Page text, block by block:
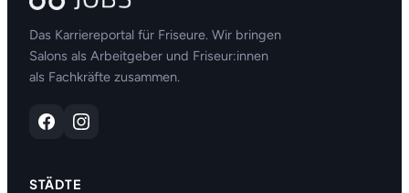
Das Karriereportal für Friseure. Wir bringen
Salons als Arbeitgeber und Friseur:innen
als Fachkräfte zusammen.
STÄDTE